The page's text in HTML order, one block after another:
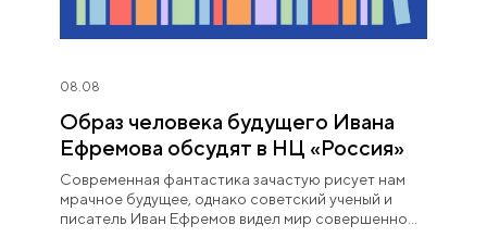
08.08
Образ человека будущего Ивана
Ефремова обсудят в НЦ «Россия»
Современная фантастика зачастую рисует нам
мрачное будущее, однако советский ученый и
писатель Иван Ефремов видел мир совершенно